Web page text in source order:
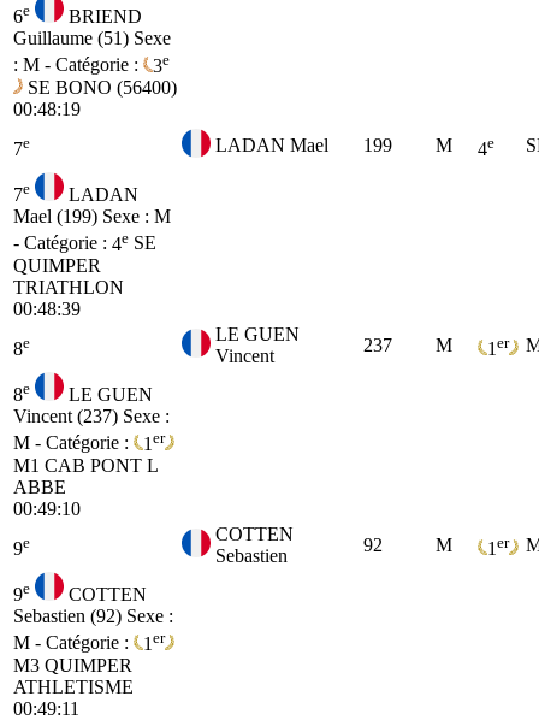
6e
BRIEND
Guillaume (51) Sexe
: M - Catégorie :
3e
SE BONO (56400)
00:48:19
7e LADAN Mael 199 M 4e
7e
LADAN
Mael (199) Sexe : M
- Catégorie : 4e SE
QUIMPER
TRIATHLON
00:48:39
8e
LE GUEN
Vincent
237 M 1 er
8e
LE GUEN
Vincent (237) Sexe :
M - Catégorie :
1 er
M1 CAB PONT L
ABBE
00:49:10
9e
COTTEN
Sebastien
92 M 1 er
9e
COTTEN
Sebastien (92) Sexe :
M - Catégorie :
1 er
M3 QUIMPER
ATHLETISME
00:49:11